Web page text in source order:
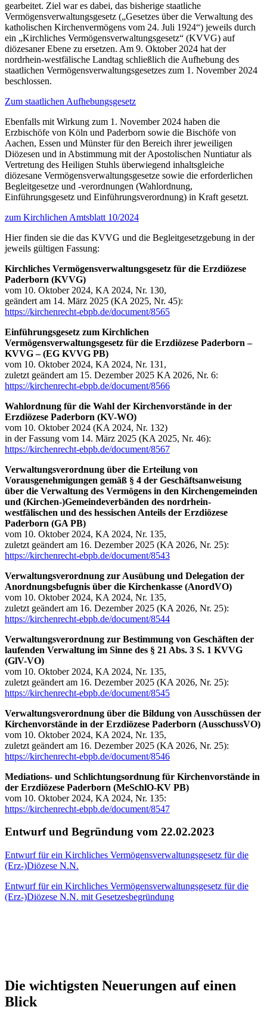
gearbeitet. Ziel war es dabei, das bisherige staatliche
Vermögensverwaltungsgesetz („Gesetzes über die Verwaltung des
katholischen Kirchenvermögens vom 24. Juli 1924“) jeweils durch
ein „Kirchliches Vermögensverwaltungsgesetz“ (KVVG) auf
diözesaner Ebene zu ersetzen. Am 9. Oktober 2024 hat der
nordrhein-westfälische Landtag schließlich die Aufhebung des
staatlichen Vermögensverwaltungsgesetzes zum 1. November 2024
beschlossen.
Zum staatlichen Aufhebungsgesetz
Ebenfalls mit Wirkung zum 1. November 2024 haben die
Erzbischöfe von Köln und Paderborn sowie die Bischöfe von
Aachen, Essen und Münster für den Bereich ihrer jeweiligen
Diözesen und in Abstimmung mit der Apostolischen Nuntiatur als
Vertretung des Heiligen Stuhls überwiegend inhaltsgleiche
diözesane Vermögensverwaltungsgesetze sowie die erforderlichen
Begleitgesetze und -verordnungen (Wahlordnung,
Einführungsgesetz und Einführungsverordnung) in Kraft gesetzt.
zum Kirchlichen Amtsblatt 10/2024
Hier finden sie die das KVVG und die Begleitgesetzgebung in der
jeweils gültigen Fassung:
Kirchliches Vermögensverwaltungsgesetz für die Erzdiözese
Paderborn (KVVG)
vom 10. Oktober 2024, KA 2024, Nr. 130,
geändert am 14. März 2025 (KA 2025, Nr. 45):
https://kirchenrecht-ebpb.de/document/8565
Einführungsgesetz zum Kirchlichen
Vermögensverwaltungsgesetz für die Erzdiözese Paderborn –
KVVG – (EG KVVG PB)
vom 10. Oktober 2024, KA 2024, Nr. 131,
zuletzt geändert am 15. Dezember 2025 KA 2026, Nr. 6:
https://kirchenrecht-ebpb.de/document/8566
Wahlordnung für die Wahl der Kirchenvorstände in der
Erzdiözese Paderborn (KV-WO)
vom 10. Oktober 2024 (KA 2024, Nr. 132)
in der Fassung vom 14. März 2025 (KA 2025, Nr. 46):
https://kirchenrecht-ebpb.de/document/8567
Verwaltungsverordnung über die Erteilung von
Vorausgenehmigungen gemäß § 4 der Geschäftsanweisung
über die Verwaltung des Vermögens in den Kirchengemeinden
und (Kirchen-)Gemeindeverbänden des nordrhein-
westfälischen und des hessischen Anteils der Erzdiözese
Paderborn (GA PB)
vom 10. Oktober 2024, KA 2024, Nr. 135,
zuletzt geändert am 16. Dezember 2025 (KA 2026, Nr. 25):
https://kirchenrecht-ebpb.de/document/8543
Verwaltungsverordnung zur Ausübung und Delegation der
Anordnungsbefugnis über die Kirchenkasse (AnordVO)
vom 10. Oktober 2024, KA 2024, Nr. 135,
zuletzt geändert am 16. Dezember 2025 (KA 2026, Nr. 25):
https://kirchenrecht-ebpb.de/document/8544
Verwaltungsverordnung zur Bestimmung von Geschäften der
laufenden Verwaltung im Sinne des § 21 Abs. 3 S. 1 KVVG
(GlV-VO)
vom 10. Oktober 2024, KA 2024, Nr. 135,
zuletzt geändert am 16. Dezember 2025 (KA 2026, Nr. 25):
https://kirchenrecht-ebpb.de/document/8545
Verwaltungsverordnung über die Bildung von Ausschüssen der
Kirchenvorstände in der Erzdiözese Paderborn (AusschussVO)
vom 10. Oktober 2024, KA 2024, Nr. 135,
zuletzt geändert am 16. Dezember 2025 (KA 2026, Nr. 25):
https://kirchenrecht-ebpb.de/document/8546
Mediations- und Schlichtungsordnung für Kirchenvorstände in
der Erzdiözese Paderborn (MeSchlO-KV PB)
vom 10. Oktober 2024, KA 2024, Nr. 135:
https://kirchenrecht-ebpb.de/document/8547
Entwurf und Begründung vom 22.02.2023
Entwurf für ein Kirchliches Vermögensverwaltungsgesetz für die
(Erz-)Diözese N.N.
Entwurf für ein Kirchliches Vermögensverwaltungsgesetz für die
(Erz-)Diözese N.N. mit Gesetzesbegründung
Die wichtigsten Neuerungen aufeinen
Blick